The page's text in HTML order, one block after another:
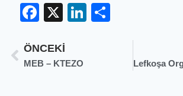
Facebook
X LinkedIn
ÖNCEKI
MEB – KTEZO